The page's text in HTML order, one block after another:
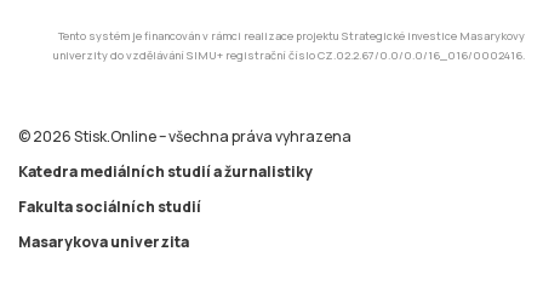
Tento systém je financován v rámci realizace projektu Strategické investice Masarykovy
univerzity do vzdělávání SIMU+ registrační číslo CZ.02.2.67/0.0/0.0/16_016/0002416.
© 2026 Stisk.Online – všechna práva vyhrazena
Katedra mediálních studií a žurnalistiky
Fakulta sociálních studií
Masarykova univerzita